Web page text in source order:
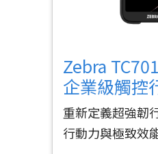
Zebra TC701
企業級觸控
重新定義超強韌
行動力與極致效